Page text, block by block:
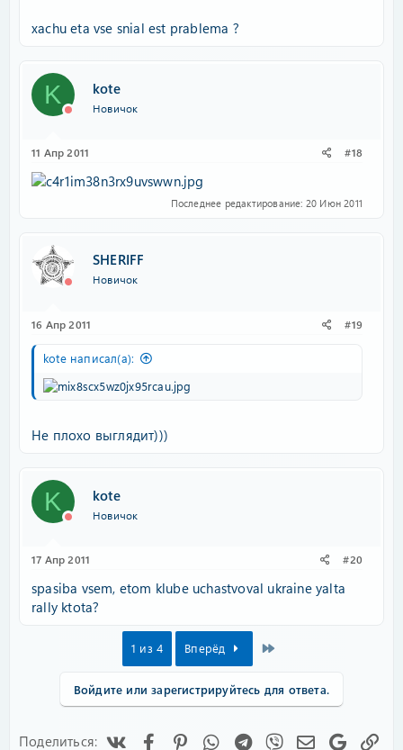
xachu eta vse snial est prablema ?
K kote
Новичок
11 Апр 2011 #18
Последнее редактирование: 20 Июн 2011
SHERIFF
Новичок
16 Апр 2011 #19
kote написал(а):
Не плохо выглядит)))
K kote
Новичок
17 Апр 2011 #20
spasiba vsem, etom klube uchastvoval ukraine yalta
rally ktota?
1 из 4 Вперёд
Войдите или зарегистрируйтесь для ответа.
Поделиться: FacebookPinterestWhatsAppTelegram
Viber Google